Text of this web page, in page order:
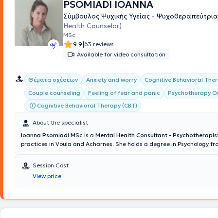
PSOMIADI IOANNA
Σύμβουλος Ψυχικής Υγείας - Ψυχοθεραπεύτρια
Health Counselor)
MSc
9.9|63 reviews
Available for video consultation
Θέματα σχέσεων Anxiety and worry
Cognitive Behavioral
Couple counseling
Feeling of fear and panic
Psychotherapy
Cognitive Behavioral Therapy (CBT)
About the specialist
Ioanna Psomiadi MSc is a Mental Health Consultant -
practices in Voula and Acharnes. She holds a degree in Psychology
Cognitive Behavioral Theory & Clinical Practice from the National
University of Athens (NKUA)
in Human Resource Management for large enterprises (HR) from
and completed the Group Psychotherapy program at the Athens
Session Cost
View price